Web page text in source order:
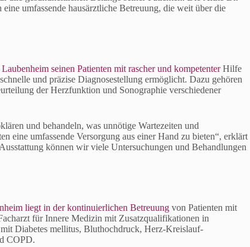
umfassende hausärztliche Betreuung, die weit über die
seinen Patienten mit rascher und kompetenterHilfe
und präzise Diagnosestellung ermöglicht. Dazu gehören
der Herzfunktion und Sonographie verschiedener
und behandeln, was unnötige Wartezeiten und
eine umfassende Versorgung aus einer Hand zu bieten“, erklärt
können wir viele Untersuchungen und Behandlungen
liegt in der kontinuierlichen Betreuung von Patienten mit
für Innere Medizin mit Zusatzqualifikationen in
Diabetes mellitus, Bluthochdruck, Herz-Kreislauf-
COPD.